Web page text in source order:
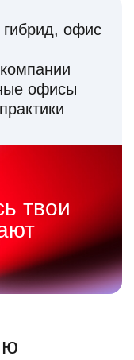
офис
офисы
твои